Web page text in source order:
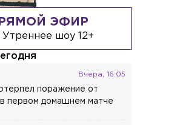
ЭФИР
Утреннее шоу 12+
Вчера, 16:05
поражение от
первом домашнем матче